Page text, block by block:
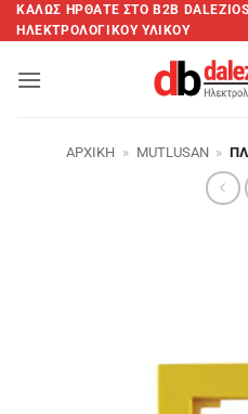
Μετάβαση
στο
ΚΑΛΩΣ ΗΡΘΑΤΕ ΣTO B2B
ΗΛΕΚΤΡΟΛΟΓΙΚΟΥ ΥΛΙΚΟΥ
ΑΡΧΙΚΉ » MUTLUSAN »